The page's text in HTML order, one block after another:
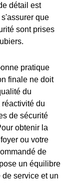
détail est
que
sont prises
pratique
finale ne doit
du
du
de sécurité
obtenir la
ou votre
de
un équilibre
service et un